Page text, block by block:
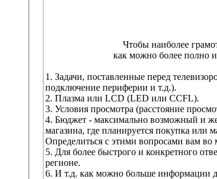
Чтобы наиболее
как можно более полно
1. Задачи, поставленные перед
подключение периферии и т.д.).
2. Плазма или LCD (LED или CCFL).
3. Условия просмотра (расстояние
4. Бюджет - максимально возможный и
магазина, где планируется покупка или
Определиться с этими вопросами вам
5. Для более быстрого и конкретного
регионе.
6. И т.д. как можно больше информации